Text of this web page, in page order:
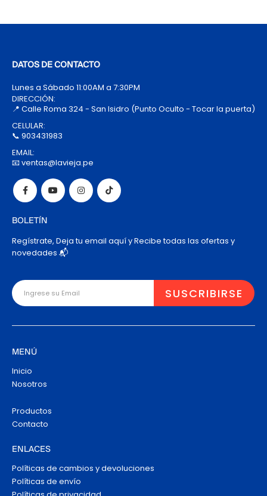
DATOS DE CONTACTO
Lunes a Sábado 11:00AM a 7:30PM
DIRECCIÓN:
📍 Calle Roma 324 - San Isidro (Punto Oculto - Tocar la puerta)
CELULAR:
📞 903431983
EMAIL:
📧 ventas@lavieja.pe
BOLETÍN
Regístrate, Deja tu email aquí y Recibe todas las ofertas y
novedades 📬
MENÚ
Inicio
Nosotros
Productos
Contacto
ENLACES
Políticas de cambios y devoluciones
Políticas de envío